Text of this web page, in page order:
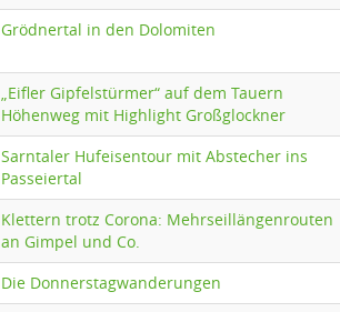
Grödnertal in den Dolomiten
„Eifler Gipfelstürmer“ auf dem Tauern
Höhenweg mit Highlight Großglockner
Sarntaler Hufeisentour mit Abstecher ins
Passeiertal
Klettern trotz Corona: Mehrseillängenrouten
an Gimpel und Co.
Die Donnerstagwanderungen